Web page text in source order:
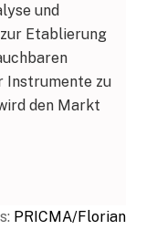
und
Etablierung
Instrumente zu
den Markt
PRICMA/Florian